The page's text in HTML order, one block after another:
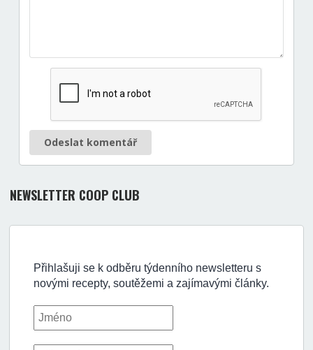
Odeslat komentář
NEWSLETTER COOP CLUB